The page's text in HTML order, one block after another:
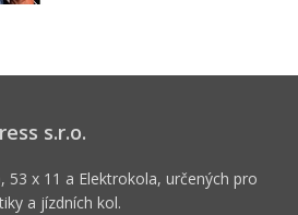
s.r.o.
53 x 11 a Elektrokola, určených pro
a jízdních kol.